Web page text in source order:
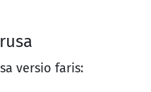
versio faris: